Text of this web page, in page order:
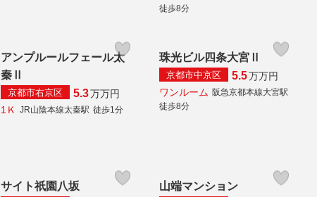
徒歩8分
アンプルールフェール太
秦Ⅱ
京都市右京区 5.3万万円
1Ｋ
JR山陰本線太秦駅 徒歩1分
珠光ビル四条大宮Ⅱ
京都市中京区 5.5万万円
ワンルーム 阪急京都本線大宮駅
徒歩8分
サイト祇園八坂 山端マンション